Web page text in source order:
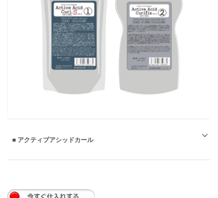
■ アクティブアシッドカール